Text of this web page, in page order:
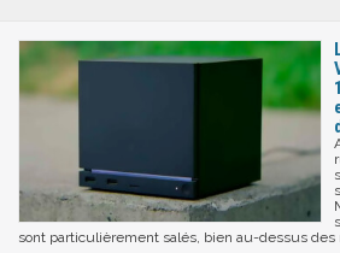
sont particulièrement salés, bien au-dessus des